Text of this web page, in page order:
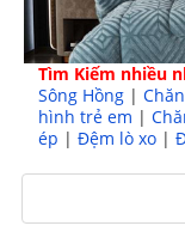
Tìm Kiếm nhiều
Sông Hồng |
hình trẻ em |
ép | Đệm lò xo |